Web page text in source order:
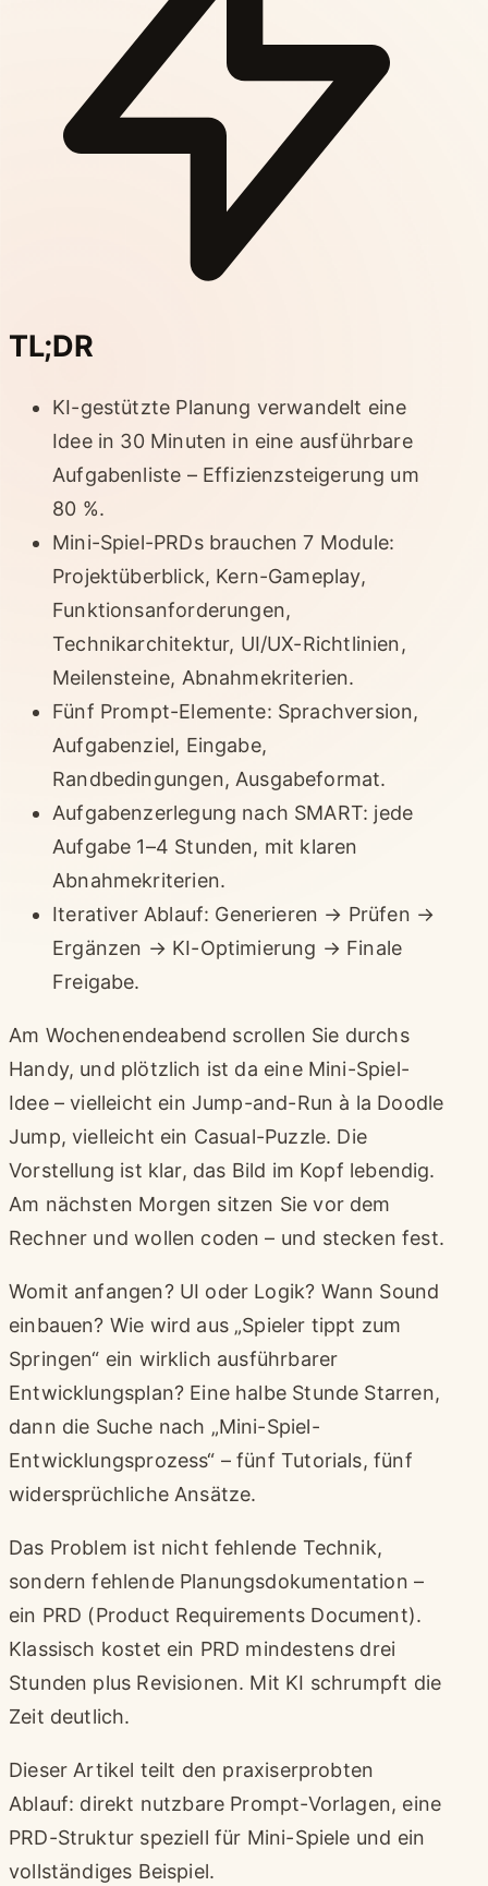
TL;DR
KI-gestützte Planung verwandelt eine
Idee in 30 Minuten in eine ausführbare
Aufgabenliste – Effizienzsteigerung um
80 %.
Mini-Spiel-PRDs brauchen 7 Module:
Projektüberblick, Kern-Gameplay,
Funktionsanforderungen,
Technikarchitektur, UI/UX-Richtlinien,
Meilensteine, Abnahmekriterien.
Fünf Prompt-Elemente: Sprachversion,
Aufgabenziel, Eingabe,
Randbedingungen, Ausgabeformat.
Aufgabenzerlegung nach SMART: jede
Aufgabe 1–4 Stunden, mit klaren
Abnahmekriterien.
Iterativer Ablauf: Generieren → Prüfen →
Ergänzen → KI-Optimierung → Finale
Freigabe.
Am Wochenendeabend scrollen Sie durchs
Handy, und plötzlich ist da eine Mini-Spiel-
Idee – vielleicht ein Jump-and-Run à la Doodle
Jump, vielleicht ein Casual-Puzzle. Die
Vorstellung ist klar, das Bild im Kopf lebendig.
Am nächsten Morgen sitzen Sie vor dem
Rechner und wollen coden – und stecken fest.
Womit anfangen? UI oder Logik? Wann Sound
einbauen? Wie wird aus „Spieler tippt zum
Springen“ ein wirklich ausführbarer
Entwicklungsplan? Eine halbe Stunde Starren,
dann die Suche nach „Mini-Spiel-
Entwicklungsprozess“ – fünf Tutorials, fünf
widersprüchliche Ansätze.
Das Problem ist nicht fehlende Technik,
sondern fehlende Planungsdokumentation –
ein PRD (Product Requirements Document).
Klassisch kostet ein PRD mindestens drei
Stunden plus Revisionen. Mit KI schrumpft die
Zeit deutlich.
Dieser Artikel teilt den praxiserprobten
Ablauf: direkt nutzbare Prompt-Vorlagen, eine
PRD-Struktur speziell für Mini-Spiele und ein
vollständiges Beispiel.